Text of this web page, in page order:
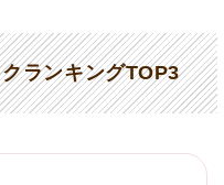
ランキングTOP3